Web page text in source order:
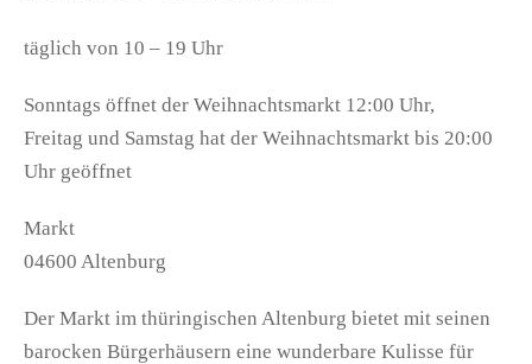
täglich von 10 – 19 Uhr
Sonntags öffnet der Weihnachtsmarkt 12:00 Uhr,
Freitag und Samstag hat der Weihnachtsmarkt bis 20:00
Uhr geöffnet
Markt
04600 Altenburg
Der Markt im thüringischen Altenburg bietet mit seinen
barocken Bürgerhäusern eine wunderbare Kulisse für